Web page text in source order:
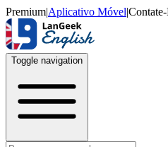
Premium|Aplicativo Móvel|
Toggle navigation